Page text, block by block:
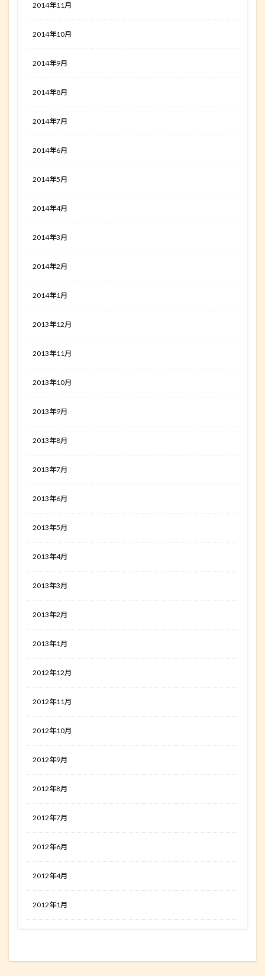
2014年11月
2014年10月
2014年9月
2014年8月
2014年7月
2014年6月
2014年5月
2014年4月
2014年3月
2014年2月
2014年1月
2013年12月
2013年11月
2013年10月
2013年9月
2013年8月
2013年7月
2013年6月
2013年5月
2013年4月
2013年3月
2013年2月
2013年1月
2012年12月
2012年11月
2012年10月
2012年9月
2012年8月
2012年7月
2012年6月
2012年4月
2012年1月